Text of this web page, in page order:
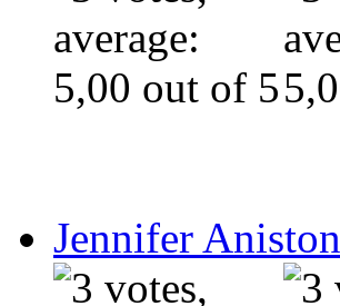
Jennifer Aniston